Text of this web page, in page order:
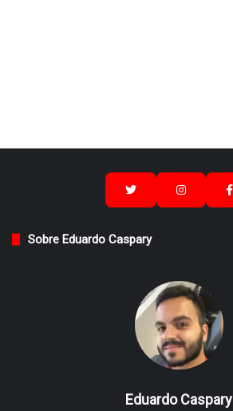
Sobre Eduardo Caspary
Eduardo Caspary